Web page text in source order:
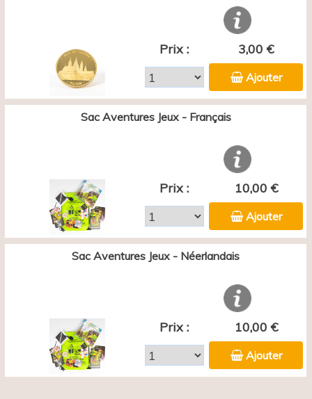
Prix : 3,00 €
Ajouter
Sac Aventures Jeux - Français
Prix : 10,00 €
Ajouter
Sac Aventures Jeux - Néerlandais
Prix : 10,00 €
Ajouter